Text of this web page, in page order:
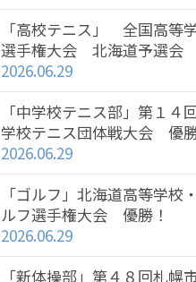
「高校テニス」 全国高等
選手権大会 北海道予選会
2026.06.29
「中学校テニス部」第１４
学校テニス団体戦大会 優
2026.06.29
「ゴルフ」北海道高等学校
ルフ選手権大会 優勝！
2026.06.29
「新体操部」第４８回札幌